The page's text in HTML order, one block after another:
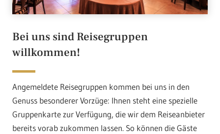
Bei uns sind Reisegruppen
willkommen!
Angemeldete Reisegruppen kommen bei uns in den
Genuss besonderer Vorzüge: Ihnen steht eine spezielle
Gruppenkarte zur Verfügung, die wir dem Reiseanbieter
bereits vorab zukommen lassen. So können die Gäste